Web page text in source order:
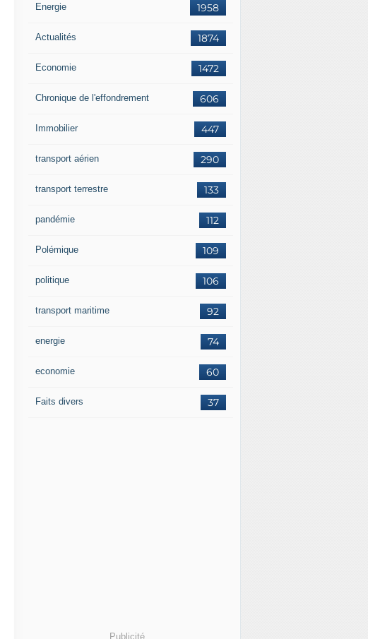
1958
Energie
1874
Actualités
1472
Economie
606
Chronique de l'effondrement
447
Immobilier
290
transport aérien
133
transport terrestre
112
pandémie
109
Polémique
106
politique
92
transport maritime
74
energie
60
economie
37
Faits divers
Publicité